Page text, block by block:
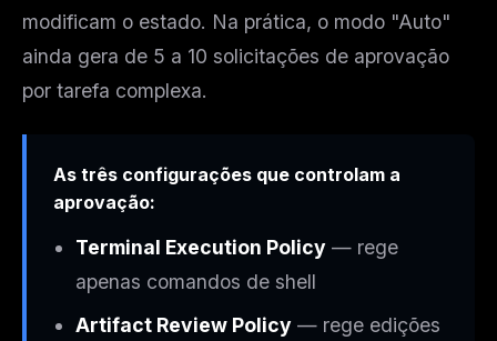
modificam o estado. Na prática, o modo "Auto"
ainda gera de 5 a 10 solicitações de aprovação
por tarefa complexa.
As três configurações que controlam a
aprovação:
Terminal Execution Policy — rege
apenas comandos de shell
Artifact Review Policy — rege edições